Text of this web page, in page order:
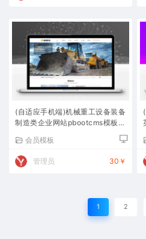
(自适应手机端)机械重工设备装备
制造类企业网站pbootcms模板
会员模板
管理员 30￥
1 2